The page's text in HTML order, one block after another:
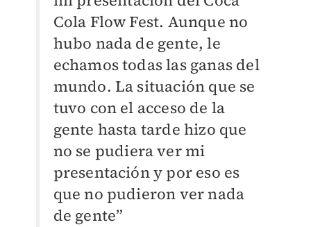
Cola Flow Fest. Aunque no
hubo nada de gente, le
echamos todas las ganas del
mundo. La situación que se
tuvo con el acceso de la
gente hasta tarde hizo que
no se pudiera ver mi
presentación y por eso es
que no pudieron ver nada
de gente”